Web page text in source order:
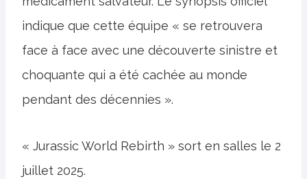
indique que cette équipe « se retrouvera
face à face avec une découverte sinistre et
choquante qui a été cachée au monde
pendant des décennies ».
« Jurassic World Rebirth » sort en salles le 2
juillet 2025.